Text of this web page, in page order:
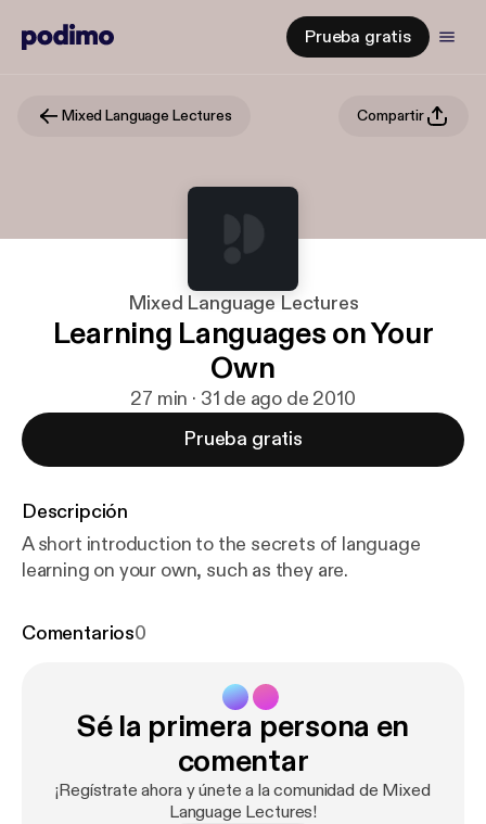
Prueba gratis
Mixed Language Lectures Compartir
Mixed Language Lectures
Learning Languages on Your
Own
27 min · 31 de ago de 2010
Prueba gratis
Descripción
A short introduction to the secrets of language
learning on your own, such as they are.
Comentarios0
Sé la primera persona en
comentar
¡Regístrate ahora y únete a la comunidad de Mixed
Language Lectures!